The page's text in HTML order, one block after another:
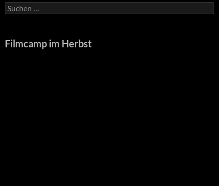
Suche
nach:
Filmcamp im Herbst